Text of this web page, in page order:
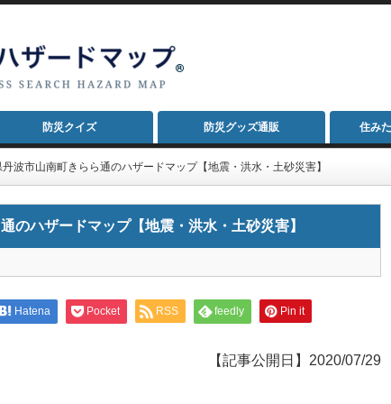
防災クイズ 防災グッズ通販 住み
波市山南町きらら通のハザードマップ【地震・洪水・土砂災害】
のハザードマップ【地震・洪水・土砂災害】
Hatena Pocket RSS feedly Pin it
【記事公開日】2020/07/29